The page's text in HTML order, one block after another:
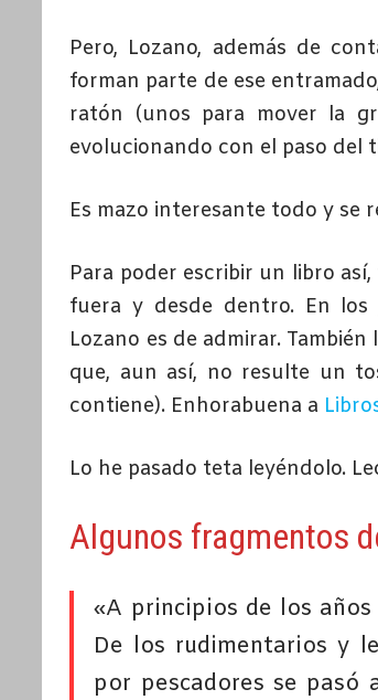
Pero, Lozano, además de
forman parte de ese
ratón (unos para mover la
evolucionando con el paso del
Es mazo interesante todo y se
Para poder escribir un libro
fuera y desde dentro. En los
Lozano es de admirar.
que, aun así, no resulte un
contiene). Enhorabuena a
Lo he pasado teta leyéndolo.
Algunos fragmentos
«A principios de los
De los rudimentarios y
por pescadores se pasó